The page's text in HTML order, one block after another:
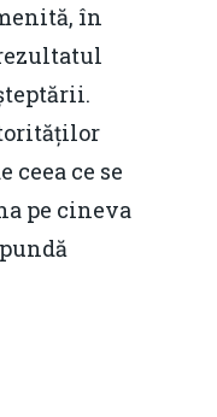
în
ceea ce se
pe cineva